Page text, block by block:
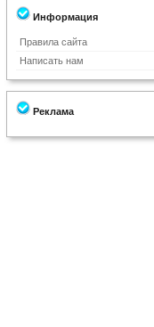
Информация
Правила сайта
Написать нам
Реклама